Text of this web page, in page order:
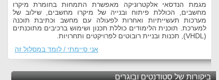
מגמת הנדסאי אלקטרוניקה מאפשרת התמחות בחומרת מיקרו
מחשבים, הכוללת פיתוח ובנייה של מיקרו מחשבים, שילוב של
מערכות תעשייתיות ואחרות לפעולה עם מחשב וכתיבת תוכנה
למערכת. תוכנית הלימודים כוללת תכנון ושימוש ברכיבים מתוכנתים
(VHDL), תכנות ובניית רובוטים לפרויקטים ותחרויות.
אני סיימתי / לומד במסלול זה
ביקורות של סטודנטים ובוגרים